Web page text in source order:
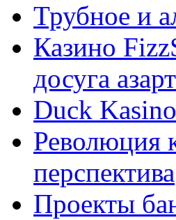
Трубное и
Казино
досуга
Duck
Революция
перспектива
Проекты